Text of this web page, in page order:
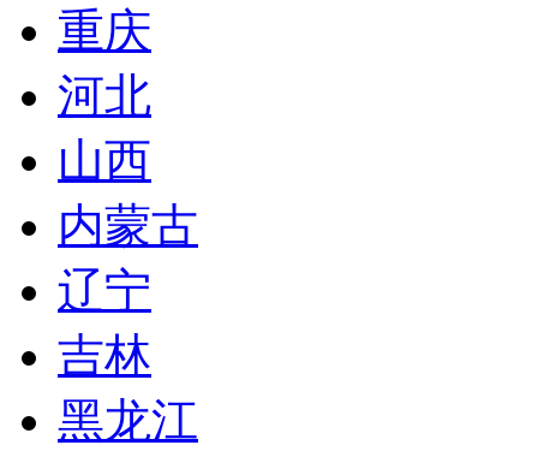
重庆
河北
山西
内蒙古
辽宁
吉林
黑龙江